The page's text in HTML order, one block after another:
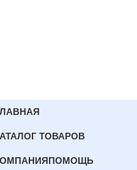
ТОВАРОВ
ПОМОЩЬ